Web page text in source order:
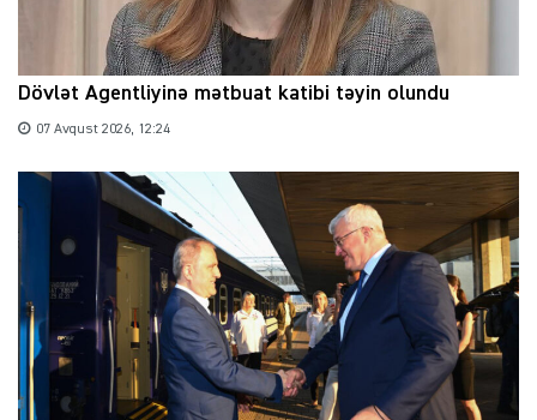
Dövlət Agentliyinə mətbuat katibi təyin olundu
07 Avqust 2026, 12:24